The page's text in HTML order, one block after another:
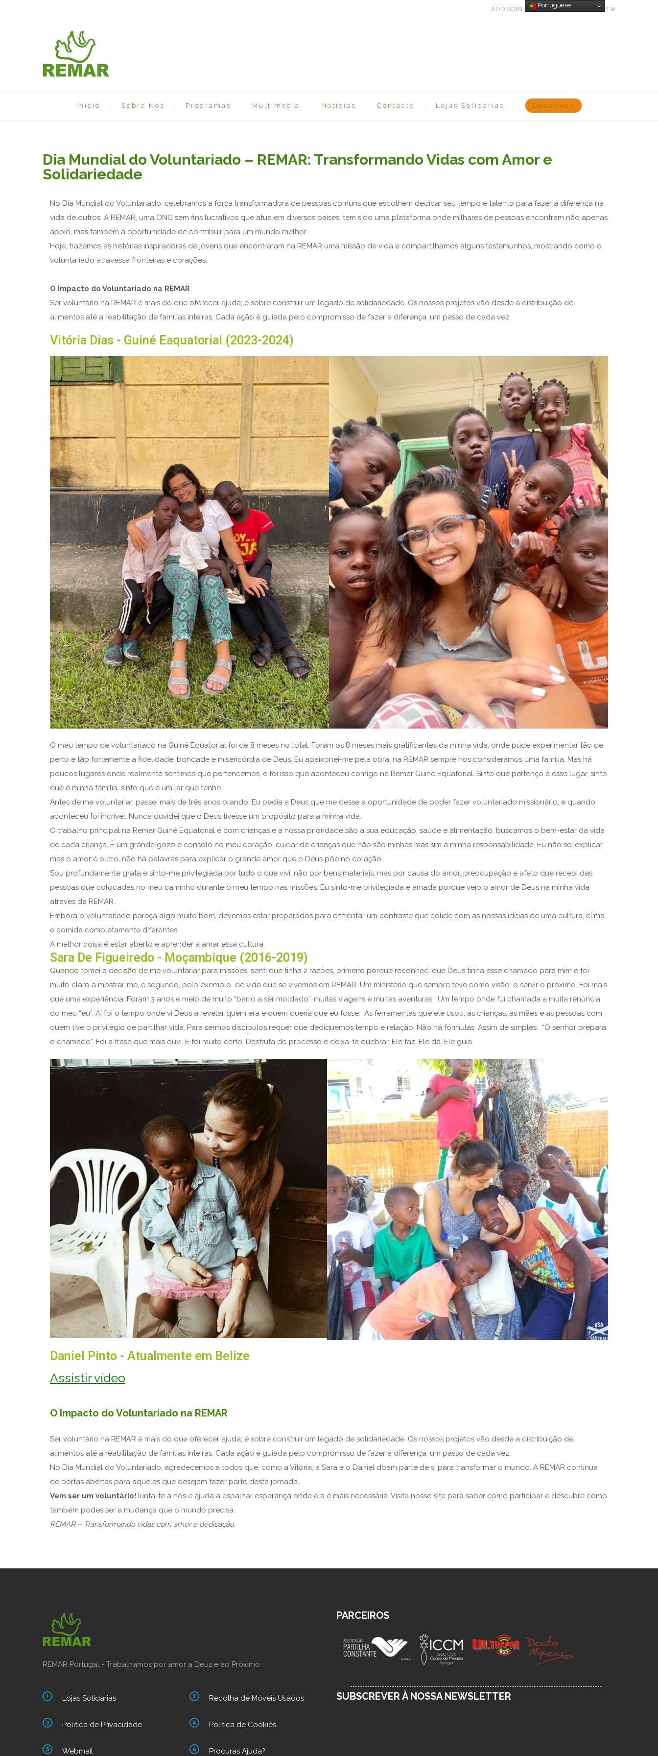
ADD SOME TEXT THROUGH CUSTOMIZER
Início Sobre Nós Programas Multimedia Notícias Contacto Lojas Solidarias Donativos
Dia Mundial do Voluntariado – REMAR: Transformando Vidas com Amor e
Solidariedade
No Dia Mundial do Voluntariado, celebramos a força transformadora de pessoas comuns que escolhem dedicar seu tempo e talento para fazer a diferença na
vida de outros. A REMAR, uma ONG sem fins lucrativos que atua em diversos países, tem sido uma plataforma onde milhares de pessoas encontram não apenas
apoio, mas também a oportunidade de contribuir para um mundo melhor.
Hoje, trazemos as histórias inspiradoras de jovens que encontraram na REMAR uma missão de vida e compartilhamos alguns testemunhos, mostrando como o
voluntariado atravessa fronteiras e corações.
O Impacto do Voluntariado na REMAR
Ser voluntário na REMAR é mais do que oferecer ajuda; é sobre construir um legado de solidariedade. Os nossos projetos vão desde a distribuição de
alimentos até a reabilitação de famílias inteiras. Cada ação é guiada pelo compromisso de fazer a diferença, um passo de cada vez.
Vitória Dias - Guiné Eaquatorial (2023-2024)
O meu tempo de voluntariado na Guiné Equatorial foi de 8 meses no total. Foram os 8 meses mais gratificantes da minha vida, onde pude experimentar tão de
perto e tão fortemente a fidelidade, bondade e misericórdia de Deus. Eu apaixonei-me pela obra, na REMAR sempre nos consideramos uma família. Mas há
poucos lugares onde realmente sentimos que pertencemos, e foi isso que aconteceu comigo na Remar Guiné Equatorial. Sinto que pertenço a esse lugar, sinto
que é minha família, sinto que é um lar que tenho.
Antes de me voluntariar, passei mais de três anos orando. Eu pedia a Deus que me desse a oportunidade de poder fazer voluntariado missionário, e quando
aconteceu foi incrível. Nunca duvidei que o Deus tivesse um propósito para a minha vida.
O trabalho principal na Remar Guiné Equatorial é com crianças e a nossa prioridade são a sua educação, saúde e alimentação, buscamos o bem-estar da vida
de cada criança. É um grande gozo e consolo no meu coração, cuidar de crianças que não são minhas mas sim a minha responsabilidade. Eu não sei explicar,
mas o amor é outro, não há palavras para explicar o grande amor que o Deus põe no coração.
Sou profundamente grata e sinto-me privilegiada por tudo o que vivi, não por bens materiais, mas por causa do amor, preocupação e afeto que recebi das
pessoas que colocadas no meu caminho durante o meu tempo nas missões. Eu sinto-me privilegiada e amada porque vejo o amor de Deus na minha vida
através da REMAR.
Embora o voluntariado pareça algo muito bom, devemos estar preparados para enfrentar um contraste que colide com as nossas ideias de uma cultura, clima
e comida completamente diferentes.
A melhor coisa é estar aberto e aprender a amar essa cultura.
Sara De Figueiredo - Moçambique (2016-2019)
Quando tomei a decisão de me voluntariar para missões, senti que tinha 2 razões, primeiro porque reconheci que Deus tinha esse chamado para mim e foi
muito claro a mostrar-me, e segundo, pelo exemplo de vida que se vivemos em REMAR. Um ministério que sempre teve como visão: o servir o próximo. Foi mais
que uma experiência. Foram 3 anos e meio de muito “barro a ser moldado”, muitas viagens e muitas aventuras. Um tempo onde fui chamada a muita renúncia
do meu “eu”. Aí foi o tempo onde vi Deus a revelar quem era e quem queria que eu fosse. As ferramentas que ele usou, as crianças, as mães e as pessoas com
quem tive o privilégio de partilhar vida. Para sermos discípulos requer que dediquemos tempo e relação. Não há fórmulas. Assim de simples. “O senhor prepara
o chamado”. Foi a frase que mais ouvi. E foi muito certo. Desfruta do processo e deixa-te quebrar. Ele faz. Ele dá. Ele guia.
Daniel Pinto - Atualmente em Belize
Assistir vídeo
O Impacto do Voluntariado na REMAR
Ser voluntário na REMAR é mais do que oferecer ajuda; é sobre construir um legado de solidariedade. Os nossos projetos vão desde a distribuição de
alimentos até a reabilitação de famílias inteiras. Cada ação é guiada pelo compromisso de fazer a diferença, um passo de cada vez.
No Dia Mundial do Voluntariado, agradecemos a todos que, como a Vitória, a Sara e o Daniel doam parte de si para transformar o mundo. A REMAR continua
de portas abertas para aqueles que desejam fazer parte desta jornada.
Vem ser um voluntário!Junta-te a nós e ajuda a espalhar esperança onde ela é mais necessária. Visita nosso site para saber como participar e descubre como
também podes ser a mudança que o mundo precisa.
REMAR – Transformando vidas com amor e dedicação.
REMAR Portugal - Trabalhamos por amor a Deus e ao Próximo
Lojas Solidarias
Política de Privacidade
Webmail
Recolha de Móveis Usados
Política de Cookies
Procuras Ajuda?
PARCEIROS
SUBSCREVER À NOSSA NEWSLETTER
Portuguese